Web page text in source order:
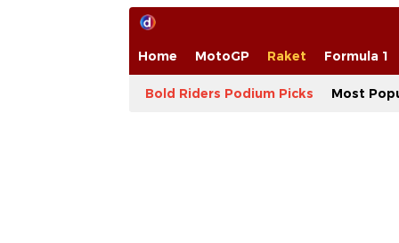
Home MotoGP Raket Formula 1
Bold Riders Podium Picks Most